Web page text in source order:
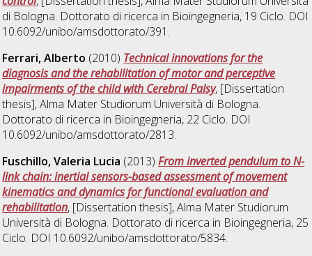
di Bologna. Dottorato di ricerca in Bioingegneria, 19 Ciclo. DOI
10.6092/unibo/amsdottorato/391.
Ferrari, Alberto (2010) Technical innovations for the
diagnosis and the rehabilitation of motor and perceptive
impairments of the child with Cerebral Palsy, [Dissertation
thesis], Alma Mater Studiorum Università di Bologna.
Dottorato di ricerca in Bioingegneria, 22 Ciclo. DOI
10.6092/unibo/amsdottorato/2813.
Fuschillo, Valeria Lucia (2013)From inverted pendulum to N-
link chain: inertial sensors-based assessment of movement
kinematics and dynamics for functional evaluation and
rehabilitation, [Dissertation thesis], Alma Mater Studiorum
Università di Bologna. Dottorato di ricerca in Bioingegneria, 25
Ciclo. DOI 10.6092/unibo/amsdottorato/5834.